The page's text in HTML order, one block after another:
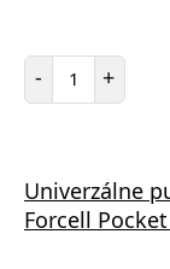
- Počet
+
Univerzálne
Forcell